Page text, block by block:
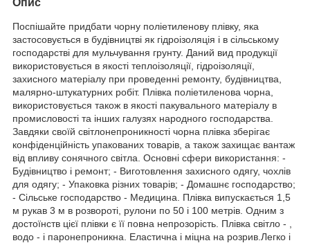
Поспішайте придбати чорну поліетиленову плівку, яка
застосовується в будівництві як гідроізоляція і в сільському
господарстві для мульчування грунту. Даний вид продукції
використовується в якості теплоізоляції, гідроізоляції,
захисного матеріалу при проведенні ремонту, будівництва,
малярно-штукатурних робіт. Плівка поліетиленова чорна,
використовується також в якості пакувального матеріалу в
промисловості та інших галузях народного господарства.
Завдяки своїй світлонепроникності чорна плівка зберігає
конфіденційність упакованих товарів, а також захищає вантаж
від впливу сонячного світла. Основні сфери використання: -
Будівництво і ремонт; - Виготовлення захисного одягу, чохлів
для одягу; - Упаковка різних товарів; - Домашнє господарство;
- Сільське господарство - Медицина. Плівка випускається 1,5
м рукав 3 м в розвороті, рулони по 50 і 100 метрів. Одним з
достоїнств цієї плівки є її повна непрозорість. Плівка світло - ,
водо - і паронепроникна. Еластична і міцна на розрив.Легко і